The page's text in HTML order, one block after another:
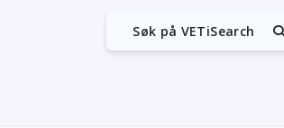
Søk på VETiSearch